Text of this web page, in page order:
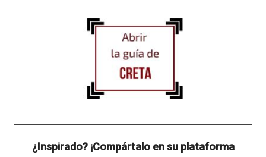
¿Inspirado? ¡Compártalo en su plataforma